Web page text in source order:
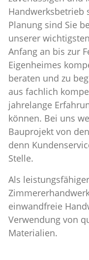
Handwerksbetrieb
Planung sind Sie
unserer
Anfang an bis zur
Eigenheimes
beraten und zu
aus fachlich
jahrelange
können. Bei uns
Bauprojekt von
denn
Stelle.
Als
einwandfreie
Verwendung von
Materialien.